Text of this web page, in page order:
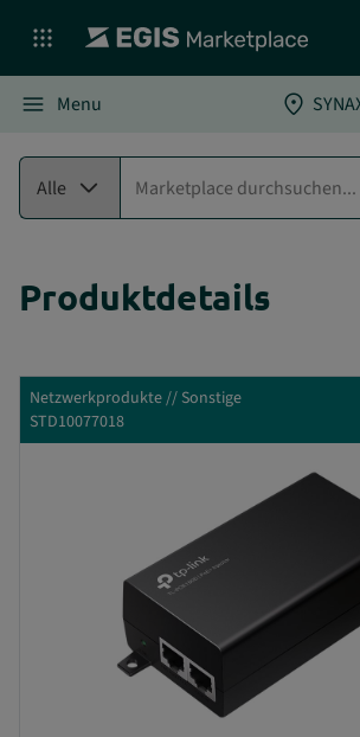
menu Menu location_on
Alle expand_more
Produktdetails
Netzwerkprodukte // Sonstige
STD10077018